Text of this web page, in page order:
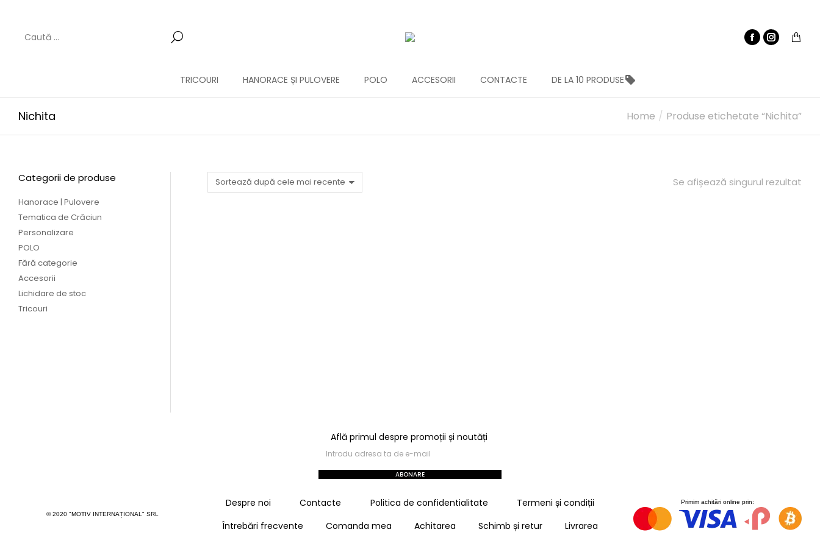
TRICOURI HANORACE ȘI PULOVERE POLO ACCESORII CONTACTE DE LA 10 PRODUSE
Nichita Home Produse etichetate “Nichita”
Se afișează singurul rezultat
Categorii de produse
Hanorace | Pulovere
Tematica de Crăciun
Personalizare
POLO
Fără categorie
Accesorii
Lichidare de stoc
Tricouri
Află primul despre promoții și noutăți
ABONARE
© 2020 "MOTIV INTERNAȚIONAL" SRL
Despre noi Contacte Politica de confidentialitate
Termeni și condiții
Întrebări frecvente
Comanda mea Achitarea Schimb și retur Livrarea
Primim achitări online prin: